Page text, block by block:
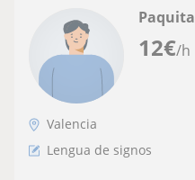
12€/h
Paquita
Valencia
Lengua de signos